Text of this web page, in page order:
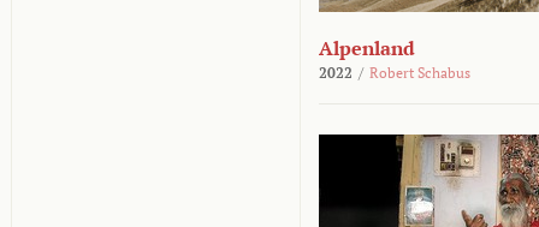
Alpenland
2022 / Robert Schabus